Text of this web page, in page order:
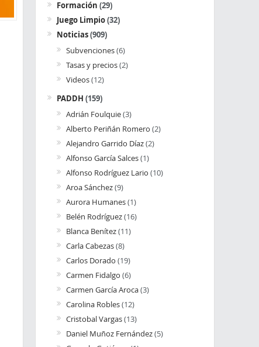
Formación (29)
Juego Limpio(32)
Noticias(909)
Subvenciones(6)
Tasas y precios(2)
Videos(12)
PADDH (159)
Adrián Foulquie(3)
Alberto Periñán Romero (2)
Alejandro Garrido Díaz(2)
Alfonso García Salces(1)
Alfonso Rodríguez Lario (10)
Aroa Sánchez(9)
Aurora Humanes(1)
Belén Rodríguez(16)
Blanca Benítez(11)
Carla Cabezas(8)
Carlos Dorado (19)
Carmen Fidalgo (6)
Carmen García Aroca(3)
Carolina Robles(12)
Cristobal Vargas(13)
Daniel Muñoz Fernández(5)